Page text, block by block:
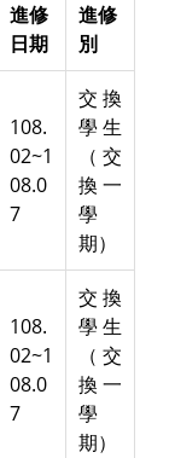
進修
日期
進修
別
108.
02~1
08.0
7
交換
學生
（交
換一
學
期）
108.
02~1
08.0
7
交換
學生
（交
換一
學
期）